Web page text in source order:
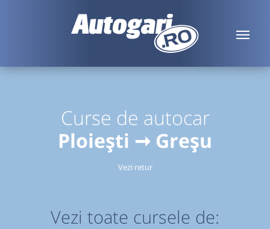
Curse de autocar
Ploiești ➞ Greșu
Vezi retur
Vezi toate cursele de: